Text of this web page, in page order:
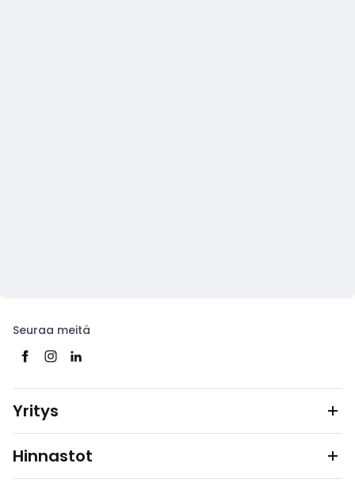
Seuraa meitä
Yritys
Hinnastot